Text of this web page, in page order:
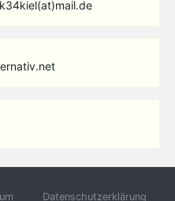
Datenschutzerklärung